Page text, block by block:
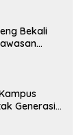
Bekali
Generasi